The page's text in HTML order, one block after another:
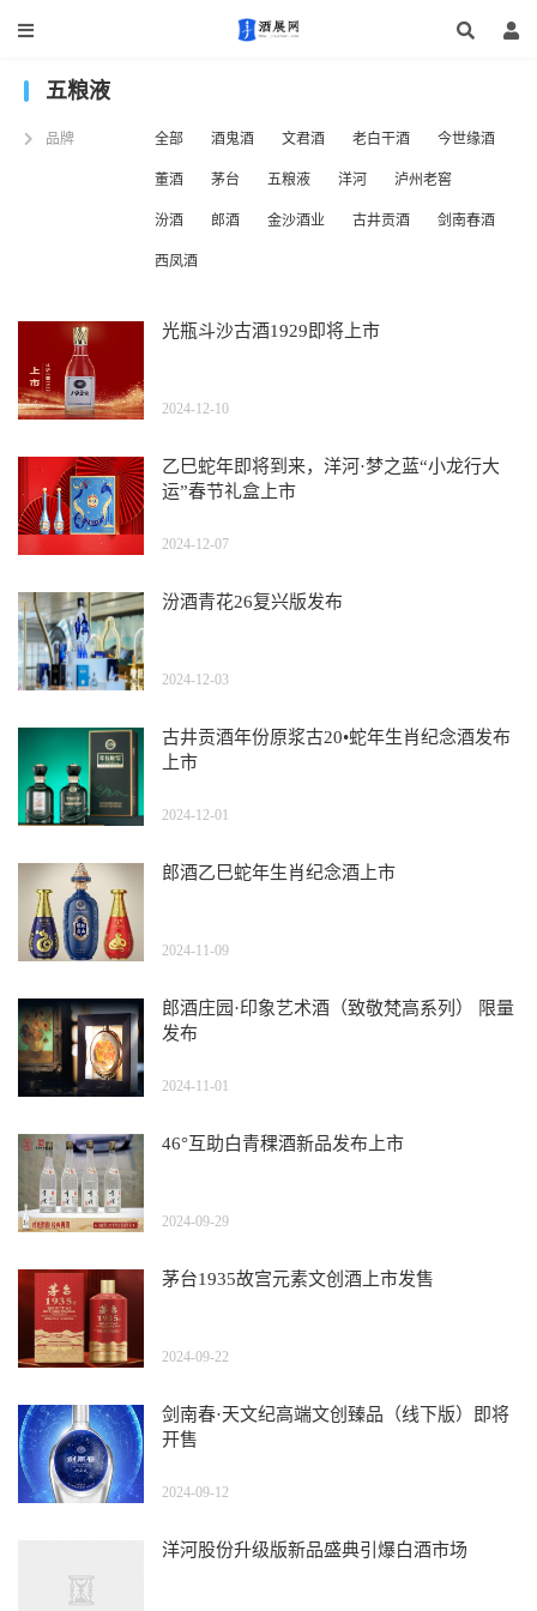
五粮液
品牌 全部 酒鬼酒 文君酒 老白干酒 今世缘酒
董酒 茅台 五粮液 洋河 泸州老窖
汾酒 郎酒 金沙酒业 古井贡酒 剑南春酒
西凤酒
光瓶斗沙古酒1929即将上市
2024-12-10
乙巳蛇年即将到来，洋河·梦之蓝“小龙行大
运”春节礼盒上市
2024-12-07
汾酒青花26复兴版发布
2024-12-03
古井贡酒年份原浆古20•蛇年生肖纪念酒发布
上市
2024-12-01
郎酒乙巳蛇年生肖纪念酒上市
2024-11-09
郎酒庄园·印象艺术酒（致敬梵高系列） 限量
发布
2024-11-01
46°互助白青稞酒新品发布上市
2024-09-29
茅台1935故宫元素文创酒上市发售
2024-09-22
剑南春·天文纪高端文创臻品（线下版）即将
开售
2024-09-12
洋河股份升级版新品盛典引爆白酒市场